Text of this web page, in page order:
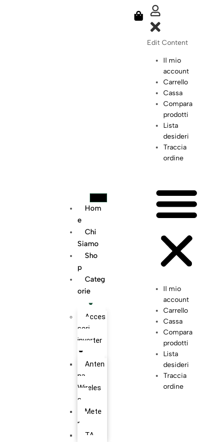
Hom
E
Chi
Siamo
Sho
P
Categ
Orie
Acces
sori
inverter
Anten
na
Wireles
s
Mete
r
TA
Edit Content
Il mio
account
Carrello
Cassa
Compara
prodotti
Lista
desideri
Traccia
ordine
Il mio
account
Carrello
Cassa
Compara
prodotti
Lista
desideri
Traccia
ordine